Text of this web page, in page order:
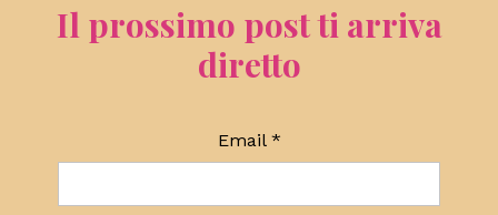
Il prossimo post ti arriva
diretto
Email *